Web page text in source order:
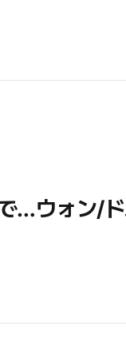
…ウォン/ド